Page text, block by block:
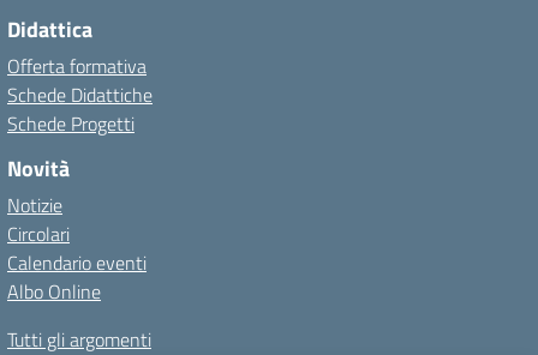
Didattica
Offerta formativa
Schede Didattiche
Schede Progetti
Novità
Notizie
Circolari
Calendario eventi
Albo Online
Tutti gli argomenti